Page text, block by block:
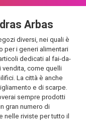
Arbas
diversi, nei quali è
per i generi alimentari
dedicati al fai-da-
vendita, come quelli
La città è anche
e di scarpe.
sempre prodotti
gran numero di
nelle riviste per tutto il